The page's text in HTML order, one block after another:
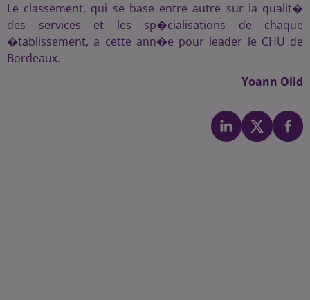
Le classement, qui se base entre autre sur la qualit�
des services et les sp�cialisations de chaque
�tablissement, a cette ann�e pour leader le CHU de
Bordeaux.
Yoann Olid